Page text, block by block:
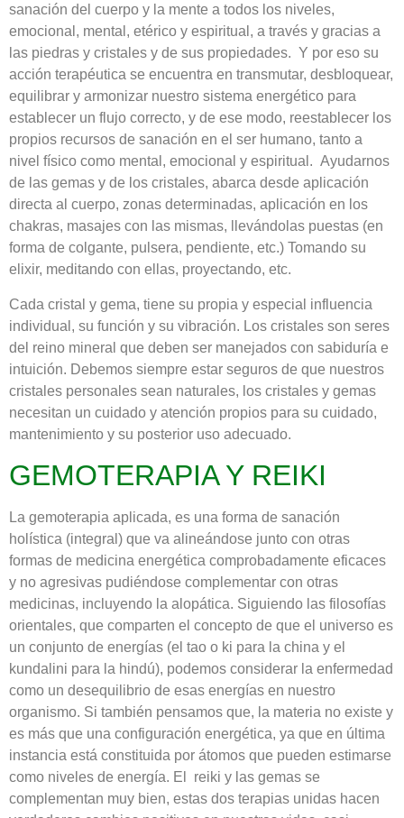
sanación del cuerpo y la mente a todos los niveles,
emocional, mental, etérico y espiritual, a través y gracias a
las piedras y cristales y de sus propiedades. Y por eso su
acción terapéutica se encuentra en transmutar, desbloquear,
equilibrar y armonizar nuestro sistema energético para
establecer un flujo correcto, y de ese modo, reestablecer los
propios recursos de sanación en el ser humano, tanto a
nivel físico como mental, emocional y espiritual. Ayudarnos
de las gemas y de los cristales, abarca desde aplicación
directa al cuerpo, zonas determinadas, aplicación en los
chakras, masajes con las mismas, llevándolas puestas (en
forma de colgante, pulsera, pendiente, etc.) Tomando su
elixir, meditando con ellas, proyectando, etc.
Cada cristal y gema, tiene su propia y especial influencia
individual, su función y su vibración. Los cristales son seres
del reino mineral que deben ser manejados con sabiduría e
intuición. Debemos siempre estar seguros de que nuestros
cristales personales sean naturales, los cristales y gemas
necesitan un cuidado y atención propios para su cuidado,
mantenimiento y su posterior uso adecuado.
GEMOTERAPIA Y REIKI
La gemoterapia aplicada, es una forma de sanación
holística (integral) que va alineándose junto con otras
formas de medicina energética comprobadamente eficaces
y no agresivas pudiéndose complementar con otras
medicinas, incluyendo la alopática. Siguiendo las filosofías
orientales, que comparten el concepto de que el universo es
un conjunto de energías (el tao o ki para la china y el
kundalini para la hindú), podemos considerar la enfermedad
como un desequilibrio de esas energías en nuestro
organismo. Si también pensamos que, la materia no existe y
es más que una configuración energética, ya que en última
instancia está constituida por átomos que pueden estimarse
como niveles de energía. El reiki y las gemas se
complementan muy bien, estas dos terapias unidas hacen